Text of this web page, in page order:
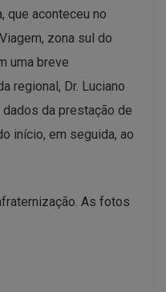
que aconteceu no
zona sul do
uma breve
regional, Dr. Luciano
da prestação de
início, em seguida, ao
As fotos